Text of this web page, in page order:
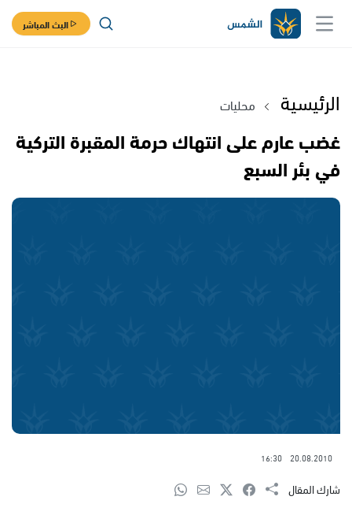
البث المباشر
الرئيسية محليات
غضب عارم على انتهاك حرمة المقبرة التركية
في بئر السبع
20.08.2010
16:30
شارك المقال